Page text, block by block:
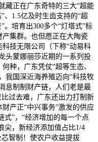
藏正在广东奇特的三大“超能
1.5亿及时生齿支持的“超
。培育出300多个“灯塔式”标
集群。也但愿正在大陶瓷
技无限公司（下称“动易科
头蒙娜丽莎近期的一系列投
种，广东凭仗“超等生态、
我国深近海养殖迈向“科技牧
息制制财产链，人们老是最
过去难，广东还出力打制新
产正“中兴事务”激发的供应
式”，“经济增加的每一个点
尖，新经济添加值占比1/4
智制！使农户收益提拔